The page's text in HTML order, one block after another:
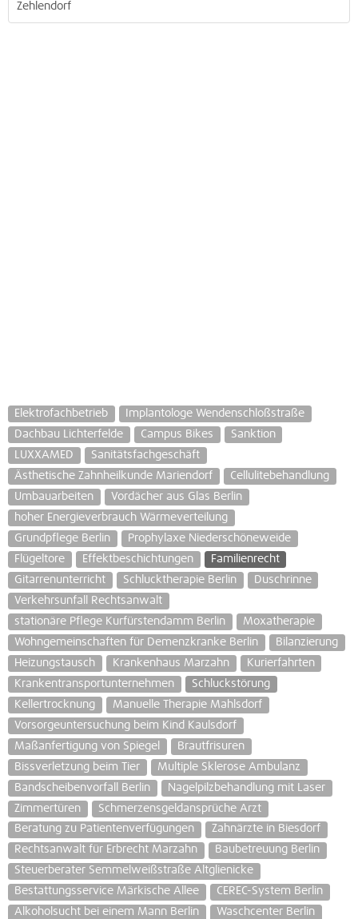
Zehlendorf
Elektrofachbetrieb
Implantologe Wendenschloßstraße
Dachbau Lichterfelde
Campus Bikes
Sanktion
LUXXAMED
Sanitätsfachgeschäft
Ästhetische Zahnheilkunde Mariendorf
Cellulitebehandlung
Umbauarbeiten
Vordächer aus Glas Berlin
hoher Energieverbrauch Wärmeverteilung
Grundpflege Berlin
Prophylaxe Niederschöneweide
Flügeltore
Effektbeschichtungen
Familienrecht
Gitarrenunterricht
Schlucktherapie Berlin
Duschrinne
Verkehrsunfall Rechtsanwalt
stationäre Pflege Kurfürstendamm Berlin
Moxatherapie
Wohngemeinschaften für Demenzkranke Berlin
Bilanzierung
Heizungstausch
Krankenhaus Marzahn
Kurierfahrten
Krankentransportunternehmen
Schluckstörung
Kellertrocknung
Manuelle Therapie Mahlsdorf
Vorsorgeuntersuchung beim Kind Kaulsdorf
Maßanfertigung von Spiegel
Brautfrisuren
Bissverletzung beim Tier
Multiple Sklerose Ambulanz
Bandscheibenvorfall Berlin
Nagelpilzbehandlung mit Laser
Zimmertüren
Schmerzensgeldansprüche Arzt
Beratung zu Patientenverfügungen
Zahnärzte in Biesdorf
Rechtsanwalt für Erbrecht Marzahn
Baubetreuung Berlin
Steuerberater Semmelweißstraße Altglienicke
Bestattungsservice Märkische Allee
CEREC-System Berlin
Alkoholsucht bei einem Mann Berlin
Waschcenter Berlin